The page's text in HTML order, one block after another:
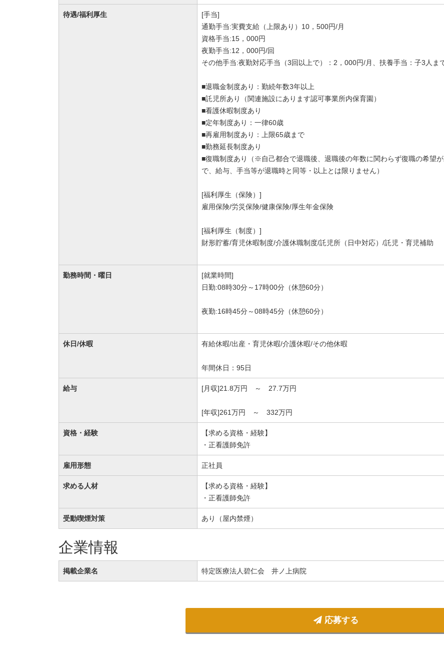
待遇/福利厚生
[手当]
通勤手当:実費支給（上限あり）10，500円/月
資格手当:15，000円
夜勤手当:12，000円/回
その他手当:夜勤対応手当（3回以上で）：2，000円/月、扶養手当：子3人ま
■退職金制度あり：勤続年数3年以上
■託児所あり（関連施設にあります認可事業所内保育園）
■看護休暇制度あり
■定年制度あり：一律60歳
■再雇用制度あり：上限65歳まで
■勤務延長制度あり
■復職制度あり（※自己都合で退職後、退職後の年数に関わらず復職の希望
で、給与、手当等が退職時と同等・以上とは限りません）
[福利厚生（保険）]
雇用保険/労災保険/健康保険/厚生年金保険
[福利厚生（制度）]
財形貯蓄/育児休暇制度/介護休職制度/託児所（日中対応）/託児・育児補助
勤務時間・曜日
[就業時間]
日勤:08時30分～17時00分（休憩60分）
夜勤:16時45分～08時45分（休憩60分）
休日/休暇 有給休暇/出産・育児休暇/介護休暇/その他休暇
年間休日：95日
給与 [月収]21.8万円 ～ 27.7万円
[年収]261万円 ～ 332万円
資格・経験
【求める資格・経験】
・正看護師免許
雇用形態 正社員
求める人材
【求める資格・経験】
・正看護師免許
受動喫煙対策 あり（屋内禁煙）
企業情報
掲載企業名 特定医療法人碧仁会 井ノ上病院
応募する